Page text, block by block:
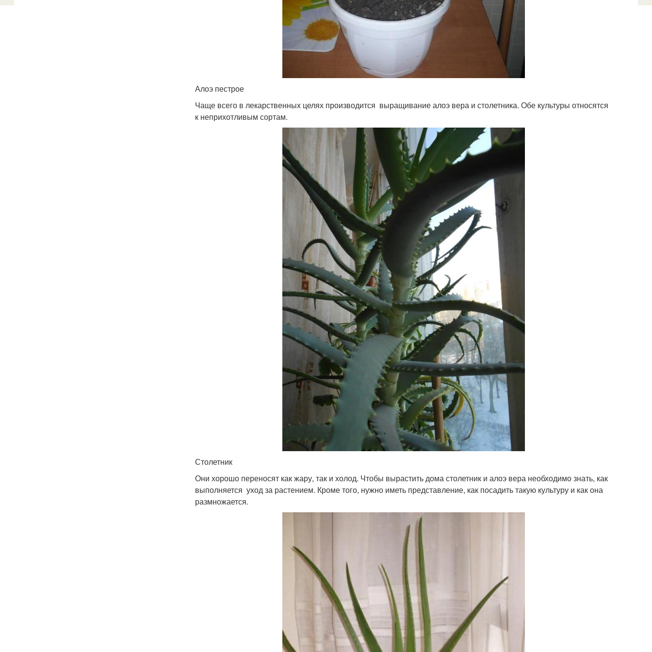
Алоэ пестрое
Чаще всего в лекарственных целях производится выращивание алоэ вера и столетника. Обе культуры относятся
к неприхотливым сортам.
Столетник
Они хорошо переносят как жару, так и холод. Чтобы вырастить дома столетник и алоэ вера необходимо знать, как
выполняется уход за растением. Кроме того, нужно иметь представление, как посадить такую культуру и как она
размножается.